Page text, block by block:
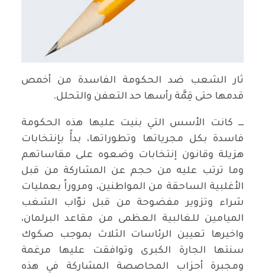
ثار الشعب ضد الحكومة الفاسدة من أخمص
قدمها حتى قِمَّة رأسها حد التعفن والتحلل.
ـــ كانت الأسس التي بنيت عليها هذه الحكومة
فاسدة بكل مجرياتها وتطوراتها، بدأً بإنتخابات
هزيلة وقانون إنتخابات وضعوه على مقاساتهم
وما ترتب عليه من حجم عن المشاركة من قبل
الأغلبية الساحقة من المواطنين، ومروراً بعمليات
شراء وتزوير مفضوحة من قبل نوّاب الشغب
الميامين للغالبية العظمى من مقاعد البرلمان،
واخيرها تعيين الرئاسات الثلاث بموجب صكوك
سنتها الجارة الكبرى وتوافقت عليها مرغمة
ومجبرة أحزاب المحاصصة المشاركة في هذه